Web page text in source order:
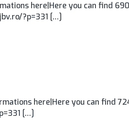
here|Here you can find
?p=331 […]
here|Here you can find
[…]